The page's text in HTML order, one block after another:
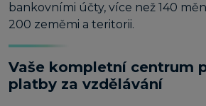
bankovními účty, více než 140
200 zeměmi a teritorii.
Vaše kompletní centrum
platby za vzdělávání